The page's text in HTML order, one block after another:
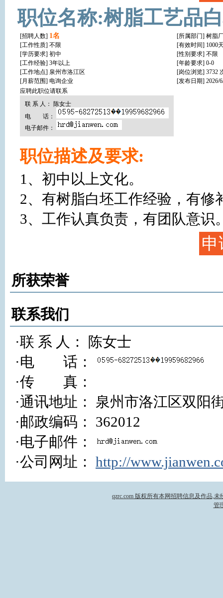
职位名称:树脂工艺品
[招聘人数] 1名
[工作性质] 不限
[学历要求] 初中
[工作经验] 3年以上
[工作地点] 泉州市洛江区
[月薪范围] 电询企业
[所属部门] 树脂
[有效时间] 1000
[性别要求] 不限
[年龄要求] 0-0
[岗位浏览] 3732
[发布日期] 2026/
应聘此职位请联系
联 系 人： 陈女士
电 话：
电子邮件：
职位描述及要求:
1、初中以上文化。
2、有树脂白坯工作经验，有修
3、工作认真负责，有团队意识
申
所获荣誉
联系我们
·联 系 人： 陈女士
·电 话：
·传 真：
·通讯地址： 泉州市洛江区双阳
·邮政编码： 362012
·电子邮件：
·公司网址： http://
qzrc.com 版权所有本网招聘信息及作品,未
管